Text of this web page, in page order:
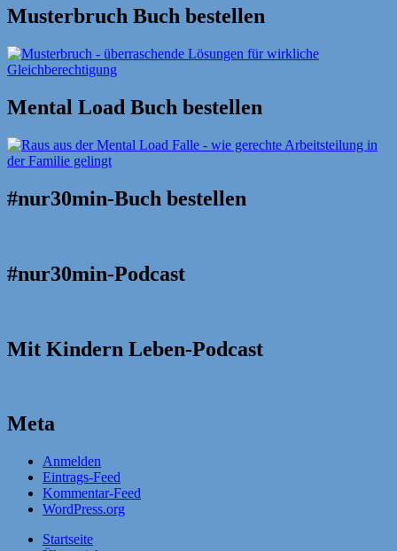
Musterbruch Buch bestellen
Mental Load Buch bestellen
#nur30min-Buch bestellen
#nur30min-Podcast
Mit Kindern Leben-Podcast
Meta
Anmelden
Eintrags-Feed
Kommentar-Feed
WordPress.org
Startseite